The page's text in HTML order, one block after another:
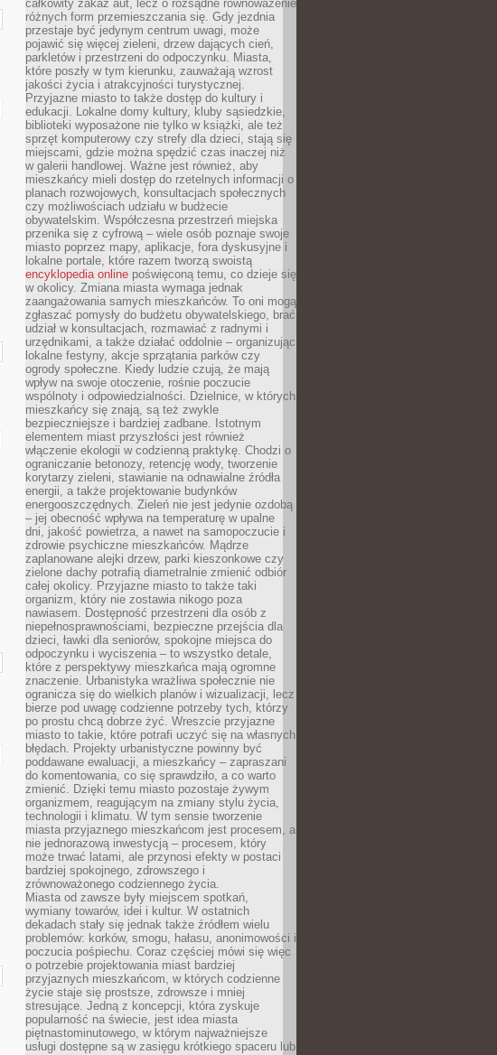
całkowity zakaz aut, lecz o rozsądne równoważenie
różnych form przemieszczania się. Gdy jezdnia
przestaje być jedynym centrum uwagi, może
pojawić się więcej zieleni, drzew dających cień,
parkletów i przestrzeni do odpoczynku. Miasta,
które poszły w tym kierunku, zauważają wzrost
jakości życia i atrakcyjności turystycznej.
Przyjazne miasto to także dostęp do kultury i
edukacji. Lokalne domy kultury, kluby sąsiedzkie,
biblioteki wyposażone nie tylko w książki, ale też
sprzęt komputerowy czy strefy dla dzieci, stają się
miejscami, gdzie można spędzić czas inaczej niż
w galerii handlowej. Ważne jest również, aby
mieszkańcy mieli dostęp do rzetelnych informacji o
planach rozwojowych, konsultacjach społecznych
czy możliwościach udziału w budżecie
obywatelskim. Współczesna przestrzeń miejska
przenika się z cyfrową – wiele osób poznaje swoje
miasto poprzez mapy, aplikacje, fora dyskusyjne i
lokalne portale, które razem tworzą swoistą
encyklopedia online poświęconą temu, co dzieje się
w okolicy. Zmiana miasta wymaga jednak
zaangażowania samych mieszkańców. To oni mogą
zgłaszać pomysły do budżetu obywatelskiego, brać
udział w konsultacjach, rozmawiać z radnymi i
urzędnikami, a także działać oddolnie – organizując
lokalne festyny, akcje sprzątania parków czy
ogrody społeczne. Kiedy ludzie czują, że mają
wpływ na swoje otoczenie, rośnie poczucie
wspólnoty i odpowiedzialności. Dzielnice, w których
mieszkańcy się znają, są też zwykle
bezpieczniejsze i bardziej zadbane. Istotnym
elementem miast przyszłości jest również
włączenie ekologii w codzienną praktykę. Chodzi o
ograniczanie betonozy, retencję wody, tworzenie
korytarzy zieleni, stawianie na odnawialne źródła
energii, a także projektowanie budynków
energooszczędnych. Zieleń nie jest jedynie ozdobą
– jej obecność wpływa na temperaturę w upalne
dni, jakość powietrza, a nawet na samopoczucie i
zdrowie psychiczne mieszkańców. Mądrze
zaplanowane alejki drzew, parki kieszonkowe czy
zielone dachy potrafią diametralnie zmienić odbiór
całej okolicy. Przyjazne miasto to także taki
organizm, który nie zostawia nikogo poza
nawiasem. Dostępność przestrzeni dla osób z
niepełnosprawnościami, bezpieczne przejścia dla
dzieci, ławki dla seniorów, spokojne miejsca do
odpoczynku i wyciszenia – to wszystko detale,
które z perspektywy mieszkańca mają ogromne
znaczenie. Urbanistyka wrażliwa społecznie nie
ogranicza się do wielkich planów i wizualizacji, lecz
bierze pod uwagę codzienne potrzeby tych, którzy
po prostu chcą dobrze żyć. Wreszcie przyjazne
miasto to takie, które potrafi uczyć się na własnych
błędach. Projekty urbanistyczne powinny być
poddawane ewaluacji, a mieszkańcy – zapraszani
do komentowania, co się sprawdziło, a co warto
zmienić. Dzięki temu miasto pozostaje żywym
organizmem, reagującym na zmiany stylu życia,
technologii i klimatu. W tym sensie tworzenie
miasta przyjaznego mieszkańcom jest procesem, a
nie jednorazową inwestycją – procesem, który
może trwać latami, ale przynosi efekty w postaci
bardziej spokojnego, zdrowszego i
zrównoważonego codziennego życia.
Miasta od zawsze były miejscem spotkań,
wymiany towarów, idei i kultur. W ostatnich
dekadach stały się jednak także źródłem wielu
problemów: korków, smogu, hałasu, anonimowości i
poczucia pośpiechu. Coraz częściej mówi się więc
o potrzebie projektowania miast bardziej
przyjaznych mieszkańcom, w których codzienne
życie staje się prostsze, zdrowsze i mniej
stresujące. Jedną z koncepcji, która zyskuje
popularność na świecie, jest idea miasta
piętnastominutowego, w którym najważniejsze
usługi dostępne są w zasięgu krótkiego spaceru lub